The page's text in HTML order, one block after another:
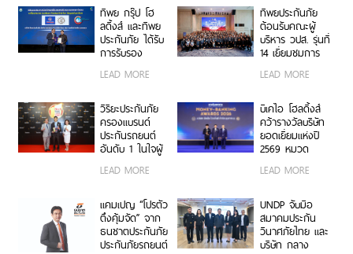
บริการประกันภัย
รูปแบบดิจิทัลเพื่อ
ประชาชน
ห่วง ในงาน Hug
HeartYai 2026
ทิพย กรุ๊ป โฮ
ลดิ้งส์ และทิพย
ประกันภัย ได้รับ
การรับรอง
คาร์บอนฟุตพริ้
ตอกย้ำความเป็น
ผู้นำธุรกิจประกัน
ภัยที่ขับเคลื่อน
ความยั่งยืนตาม
LEAD MORE
ทิพยประกันภัย
ต้อนรับคณะผู้
บริหาร วปส. รุ่นที่
14 เยี่ยมชมการ
นวัตกรรมองค์กร
LEAD MORE
วิริยะประกันภัย
ครองแบรนด์
ประกันรถยนต์
อันดับ 1 ในใจผู้
บริโภค 3 ปีซ้อน
บนเวที
Brand Thailand
2026”
LEAD MORE
บีเคไอ โฮลดิ้งส์
คว้ารางวัลบริษัท
ยอดเยี่ยมแห่งปี
2569 หมวด
และประกันชีวิต
ซ้อน จากงาน
Money &
Banking Awards
2026 ตอกย้ำ
LEAD MORE
แคมเปญ “โปรตัว
ตึงคุ้มจัด” จาก
ธนชาตประกันภัย
ประกันภัยรถยนต์
UNDP จับมือ
สมาคมประกัน
วินาศภัยไทย และ
บริษัท กลาง